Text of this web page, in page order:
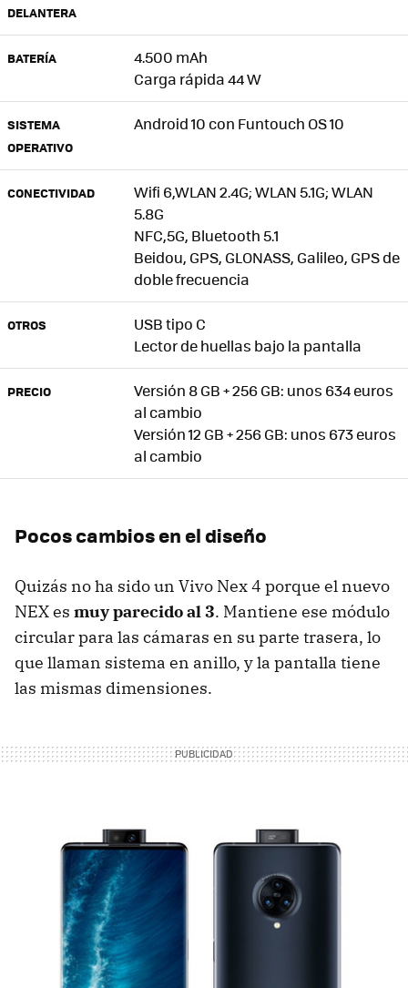
DELANTERA
BATERÍA
4.500 mAh
Carga rápida 44 W
SISTEMA
OPERATIVO
Android 10 con Funtouch OS 10
CONECTIVIDAD
Wifi 6,WLAN 2.4G; WLAN 5.1G; WLAN
5.8G
NFC,5G, Bluetooth 5.1
Beidou, GPS, GLONASS, Galileo, GPS de
doble frecuencia
OTROS
USB tipo C
Lector de huellas bajo la pantalla
PRECIO
Versión 8 GB + 256 GB: unos 634 euros
al cambio
Versión 12 GB + 256 GB: unos 673 euros
al cambio
Pocos cambios en el diseño
Quizás no ha sido un Vivo Nex 4 porque el nuevo
NEX es muy parecido al 3. Mantiene ese módulo
circular para las cámaras en su parte trasera, lo
que llaman sistema en anillo, y la pantalla tiene
las mismas dimensiones.